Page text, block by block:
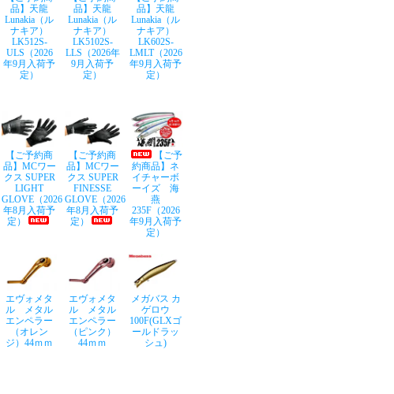
品】天龍
Lunakia（ル
ナキア）
LK512S-
ULS（2026
年9月入荷予
定）
品】天龍
Lunakia（ル
ナキア）
LK5102S-
LLS（2026年
9月入荷予
定）
品】天龍
Lunakia（ル
ナキア）
LK602S-
LMLT（2026
年9月入荷予
定）
【ご予約商
品】MCワー
クス SUPER
LIGHT
GLOVE（2026
年8月入荷予
定）
【ご予約商
品】MCワー
クス SUPER
FINESSE
GLOVE（2026
年8月入荷予
定）
【ご予
約商品】ネ
イチャーボ
ーイズ 海
燕
235F（2026
年9月入荷予
定）
エヴォメタ
ル メタル
エンペラー
（オレン
ジ）44ｍｍ
エヴォメタ
ル メタル
エンペラー
（ピンク）
44ｍｍ
メガバス カ
ゲロウ
100F(GLXゴ
ールドラッ
シュ)